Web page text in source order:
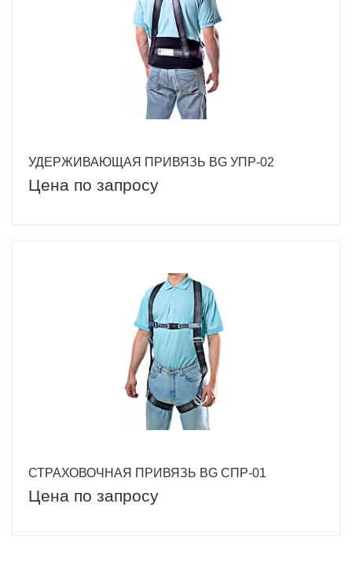
УДЕРЖИВАЮЩАЯ ПРИВЯЗЬ BG УПР-02
Цена по запросу
СТРАХОВОЧНАЯ ПРИВЯЗЬ BG СПР-01
Цена по запросу